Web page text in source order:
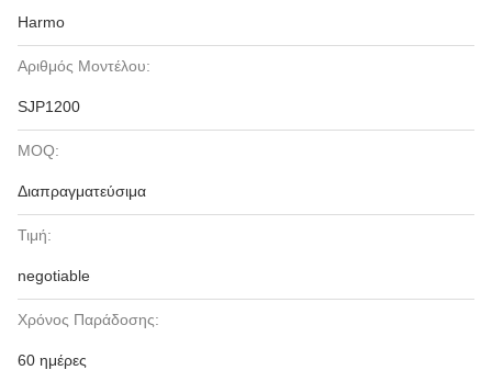
Harmo
Αριθμός Μοντέλου:
SJP1200
MOQ:
Διαπραγματεύσιμα
Τιμή:
negotiable
Χρόνος Παράδοσης:
60 ημέρες